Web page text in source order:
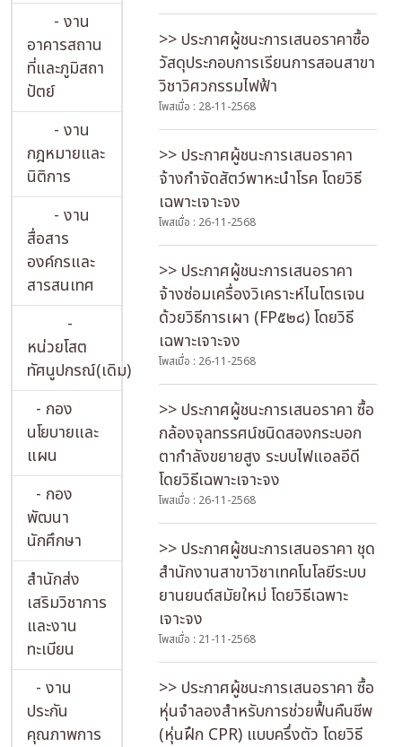
- งาน
อาคารสถาน
ที่และภูมิสถา
ปัตย์
- งาน
กฎหมายและ
นิติการ
- งาน
สื่อสาร
องค์กรและ
สารสนเทศ
-
หน่วยโสต
ทัศนูปกรณ์(เดิม)
- กอง
นโยบายและ
แผน
- กอง
พัฒนา
นักศึกษา
สำนักส่ง
เสริมวิชาการ
และงาน
ทะเบียน
- งาน
ประกัน
คุณภาพการ
>> ประกาศผู้ชนะการเสนอราคาซื้อ
วัสดุประกอบการเรียนการสอนสาขา
วิชาวิศวกรรมไฟฟ้า
โพสเมื่อ : 28-11-2568
>> ประกาศผู้ชนะการเสนอราคา
จ้างกำจัดสัตว์พาหะนำโรค โดยวิธี
เฉพาะเจาะจง
โพสเมื่อ : 26-11-2568
>> ประกาศผู้ชนะการเสนอราคา
จ้างซ่อมเครื่องวิเคราะห์ไนโตรเจน
ด้วยวิธีการเผา (FP๕๒๘) โดยวิธี
เฉพาะเจาะจง
โพสเมื่อ : 26-11-2568
>> ประกาศผู้ชนะการเสนอราคา ซื้อ
กล้องจุลทรรศน์ชนิดสองกระบอก
ตากําลังขยายสูง ระบบไฟแอลอีดี
โดยวิธีเฉพาะเจาะจง
โพสเมื่อ : 26-11-2568
>> ประกาศผู้ชนะการเสนอราคา ชุด
สํานักงานสาขาวิชาเทคโนโลยีระบบ
ยานยนต์สมัยใหม่ โดยวิธีเฉพาะ
เจาะจง
โพสเมื่อ : 21-11-2568
>> ประกาศผู้ชนะการเสนอราคา ซื้อ
หุ่นจําลองสําหรับการช่วยฟื้นคืนชีพ
(หุ่นฝึก CPR) แบบครึ่งตัว โดยวิธี